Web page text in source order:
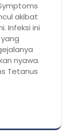
akibat
Infeksi ini
nyawa.
Tetanus